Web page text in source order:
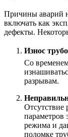
Причины аварий
включать как
дефекты.
Износ
Со
разрывам.
Отсутствие
параметров
режима и
поломке